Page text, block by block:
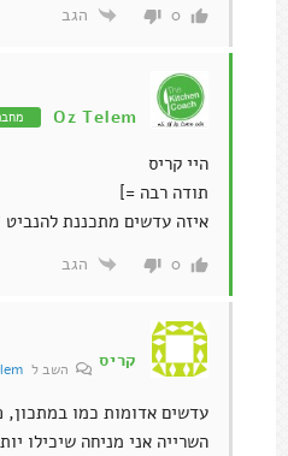
0 הגב
Oz Telem
היי קריס
תודה רבה =]
איזה עדשים מתכננת להנביט
0 הגב
קריס השב ל
עדשים אדומות כמו במתכון,
השרייה אני מניחה שיכילו